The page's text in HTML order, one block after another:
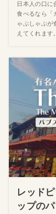
日本人の口に
食べるなら「
ゃぶしゃぶが
えてくれます
レッド
ップの